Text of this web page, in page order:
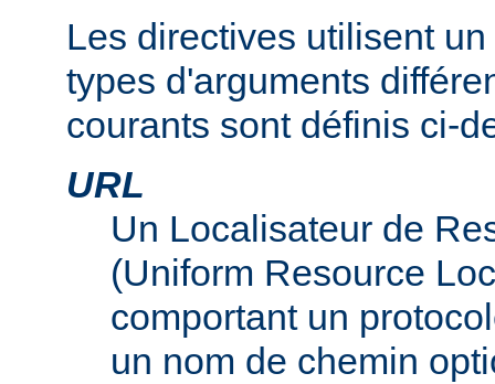
Les directives utilisent
types d'arguments
courants sont définis ci-
URL
Un Localisateur de
(Uniform Resource
comportant un
un nom de chemin